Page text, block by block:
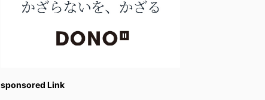
sponsored Link